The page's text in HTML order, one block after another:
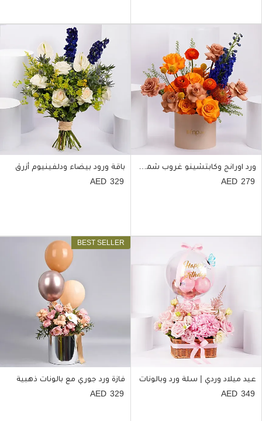
ورد اورانج وكابتشينو غروب شمس
279
باقة ورود بيضاء ودلفينيوم أزرق
329
عيد ميلاد وردي | سلة ورد وبالونات
349
فازة ورد جوري مع بالونات ذهبية
329